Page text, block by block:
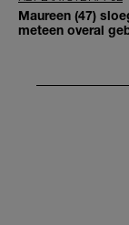
Maureen (47)
meteen overal